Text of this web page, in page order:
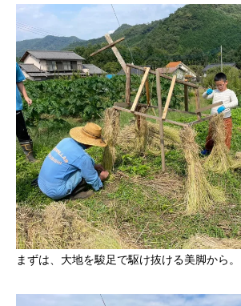
まずは、大地を駿足で駆け抜ける美脚から。